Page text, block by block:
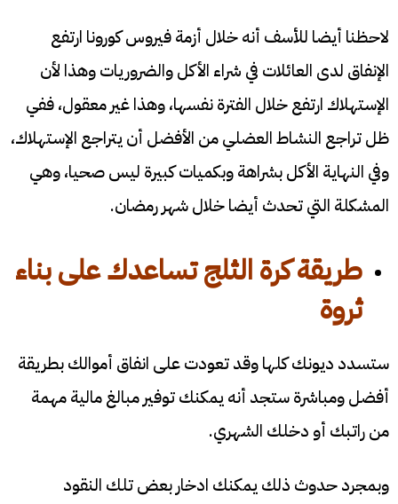
لاحظنا أيضا للأسف أنه خلال أزمة فيروس كورونا ارتفع
الإنفاق لدى العائلات في شراء الأكل والضروريات وهذا لأن
الإستهلاك ارتفع خلال الفترة نفسها، وهذا غير معقول، ففي
ظل تراجع النشاط العضلي من الأفضل أن يتراجع الإستهلاك،
وفي النهاية الأكل بشراهة وبكميات كبيرة ليس صحيا، وهي
المشكلة التي تحدث أيضا خلال شهر رمضان.
طريقة كرة الثلجتساعدك على بناء
ثروة
ستسدد ديونك كلها وقد تعودت على انفاق أموالك بطريقة
أفضل ومباشرة ستجد أنه يمكنك توفير مبالغ مالية مهمة
من راتبك أو دخلك الشهري.
وبمجرد حدوث ذلك يمكنك ادخار بعض تلك النقود